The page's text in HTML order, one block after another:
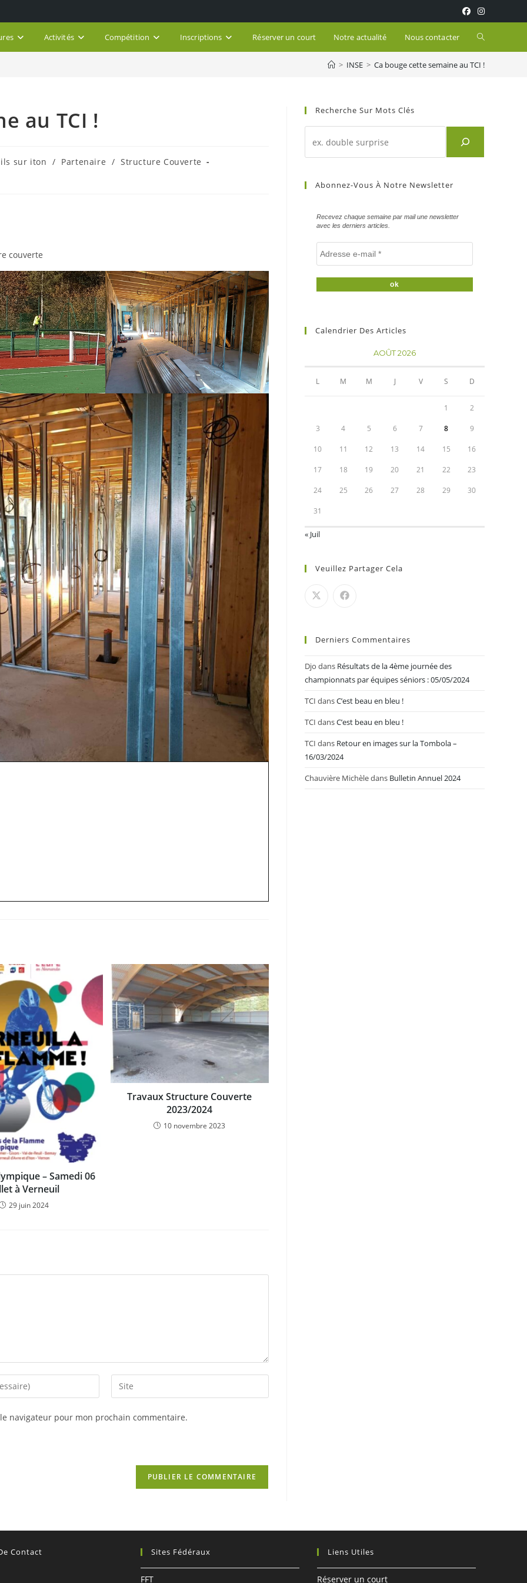
Activités Compétition Inscriptions Réserver un court Notre actualité Nous contacter Toggle
website
> INSE > Ca bouge cette semaine au TCI !
au TCI !
sur iton / Partenaire / Structure Couverte
couverte
– Samedi 06
à Verneuil
29 juin 2024
Travaux Structure Couverte
2023/2024
10 novembre 2023
Saisir
l’URL
navigateur pour mon prochain commentaire.
Recherche Sur Mots Clés
d'un
mots
Abonnez-Vous À Notre Newsletter
Recevez chaque semaine par mail une newsletter
avec les derniers articles.
Calendrier Des Articles
AOÛT 2026
L M M J V S D
1 2
3 4 5 6 7 8 9
10 11 12 13 14 15 16
17 18 19 20 21 22 23
24 25 26 27 28 29 30
31
« Juil
Veuillez Partager Cela
Derniers Commentaires
Djo dans Résultats de la 4ème journée des
championnats par équipes séniors : 05/05/2024
TCI dansC’est beau en bleu !
TCI dansC’est beau en bleu !
TCI dans Retour en images sur la Tombola –
16/03/2024
Chauvière Michèledans Bulletin Annuel 2024
Contact Sites Fédéraux
FFT
Liens Utiles
Réserver un court